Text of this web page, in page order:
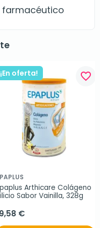
farmacéutico
¡En oferta! favorite_border
Arthicare Colágeno
Sabor Vainilla, 328g
€